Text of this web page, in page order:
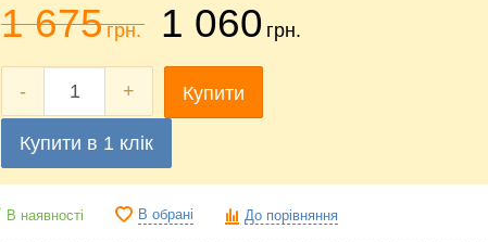
1 675грн. 1 060 грн.
- + Купити
Купити в 1 клік
В наявності В обрані До порівняння